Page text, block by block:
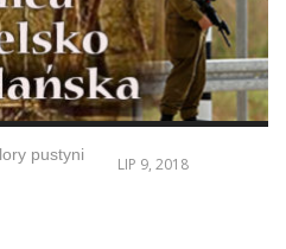
pustyni
LIP 9, 2018